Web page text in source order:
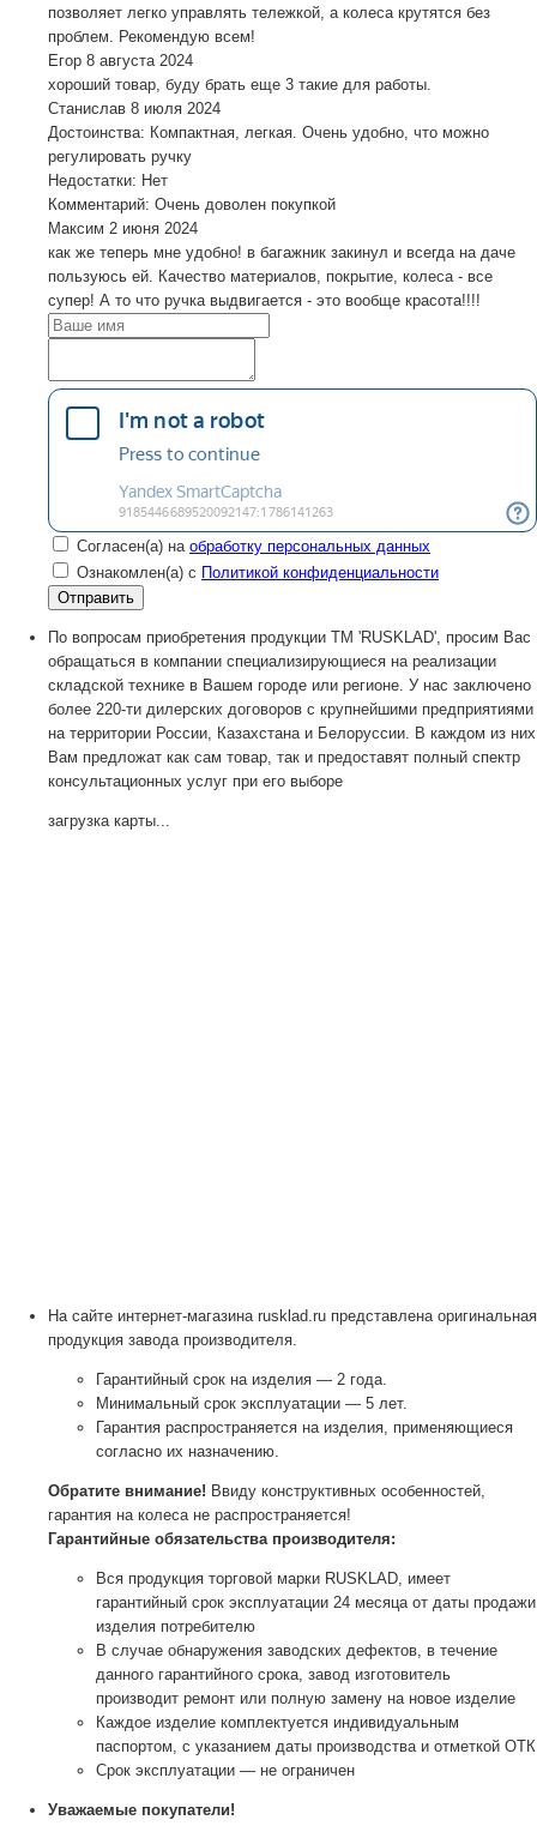
позволяет легко управлять тележкой, а колеса крутятся без
проблем. Рекомендую всем!
Егор 8 августа 2024
хороший товар, буду брать еще 3 такие для работы.
Станислав 8 июля 2024
Достоинства: Компактная, легкая. Очень удобно, что можно
регулировать ручку
Недостатки: Нет
Комментарий: Очень доволен покупкой
Максим 2 июня 2024
как же теперь мне удобно! в багажник закинул и всегда на даче
пользуюсь ей. Качество материалов, покрытие, колеса - все
супер! А то что ручка выдвигается - это вообще красота!!!!
Согласен(а) на обработку персональных данных
Ознакомлен(а) с Политикой конфиденциальности
По вопросам приобретения продукции TM 'RUSKLAD', просим Вас
обращаться в компании специализирующиеся на реализации
складской технике в Вашем городе или регионе. У нас заключено
более 220-ти дилерских договоров с крупнейшими предприятиями
на территории России, Казахстана и Белоруссии. В каждом из них
Вам предложат как сам товар, так и предоставят полный спектр
консультационных услуг при его выборе
загрузка карты...
На сайте интернет-магазина rusklad.ru представлена оригинальная
продукция завода производителя.
Гарантийный срок на изделия — 2 года.
Минимальный срок эксплуатации — 5 лет.
Гарантия распространяется на изделия, применяющиеся
согласно их назначению.
Обратите внимание! Ввиду конструктивных особенностей,
гарантия на колеса не распространяется!
Гарантийные обязательства производителя:
Вся продукция торговой марки RUSKLAD, имеет
гарантийный срок эксплуатации 24 месяца от даты продажи
изделия потребителю
В случае обнаружения заводских дефектов, в течение
данного гарантийного срока, завод изготовитель
производит ремонт или полную замену на новое изделие
Каждое изделие комплектуется индивидуальным
паспортом, с указанием даты производства и отметкой ОТК
Срок эксплуатации — не ограничен
Уважаемые покупатели!